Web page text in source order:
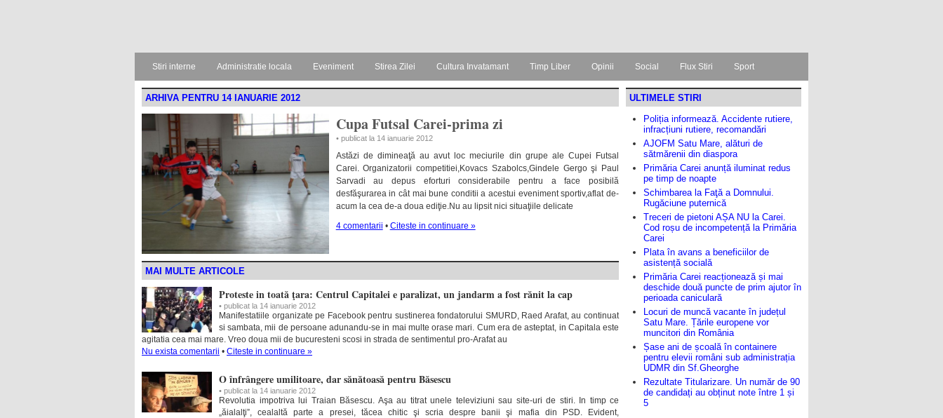
Stiri interne Administratie locala Eveniment Stirea Zilei Cultura Invatamant Timp Liber Opinii Social Flux Stiri Sport
ARHIVA PENTRU 14 IANUARIE 2012
Cupa Futsal Carei-prima zi
• publicat la 14 ianuarie 2012
Astăzi de dimineaţă au avut loc meciurile din grupe ale Cupei Futsal
Carei. Organizatorii competitiei,Kovacs Szabolcs,Gindele Gergo şi Paul
Sarvadi au depus eforturi considerabile pentru a face posibilă
desfăşurarea in cât mai bune conditii a acestui eveniment sportiv,aflat de-
acum la cea de-a doua ediţie.Nu au lipsit nici situaţiile delicate
4 comentarii • Citeste in continuare »
MAI MULTE ARTICOLE
Proteste in toată ţara: Centrul Capitalei e paralizat, un jandarm a fost rănit la cap
• publicat la 14 ianuarie 2012
Manifestatiile organizate pe Facebook pentru sustinerea fondatorului SMURD, Raed Arafat, au continuat
si sambata, mii de persoane adunandu-se in mai multe orase mari. Cum era de asteptat, in Capitala este
agitatia cea mai mare. Vreo doua mii de bucuresteni scosi in strada de sentimentul pro-Arafat au
Nu exista comentarii • Citeste in continuare »
O înfrângere umilitoare, dar sănătoasă pentru Băsescu
• publicat la 14 ianuarie 2012
Revolutia impotriva lui Traian Băsescu. Aşa au titrat unele televiziuni sau site-uri de stiri. In timp ce
„ăialalţi”, cealaltă parte a presei, tăcea chitic şi scria despre banii şi mafia din PSD. Evident,
ULTIMELE STIRI
Poliția informează. Accidente rutiere,
infracțiuni rutiere, recomandări
AJOFM Satu Mare, alături de
sătmărenii din diaspora
Primăria Carei anunță iluminat redus
pe timp de noapte
Schimbarea la Faţă a Domnului.
Rugăciune puternică
Treceri de pietoni AȘA NU la Carei.
Cod roșu de incompetență la Primăria
Carei
Plata în avans a beneficiilor de
asistență socială
Primăria Carei reacționează și mai
deschide două puncte de prim ajutor în
perioada caniculară
Locuri de muncă vacante în județul
Satu Mare. Țările europene vor
muncitori din România
Șase ani de școală în containere
pentru elevii români sub administrația
UDMR din Sf.Gheorghe
Rezultate Titularizare. Un număr de 90
de candidați au obținut note între 1 și
5